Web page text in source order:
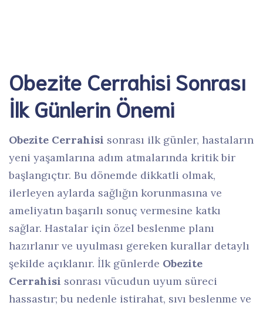
Obezite Cerrahisi Sonrası
İlk Günlerin Önemi
Obezite Cerrahisi sonrası ilk günler, hastaların
yeni yaşamlarına adım atmalarında kritik bir
başlangıçtır. Bu dönemde dikkatli olmak,
ilerleyen aylarda sağlığın korunmasına ve
ameliyatın başarılı sonuç vermesine katkı
sağlar. Hastalar için özel beslenme planı
hazırlanır ve uyulması gereken kurallar detaylı
şekilde açıklanır. İlk günlerde Obezite
Cerrahisi sonrası vücudun uyum süreci
hassastır; bu nedenle istirahat, sıvı beslenme ve